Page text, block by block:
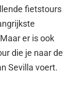
fietstours
er is ook
die je naar de
Sevilla voert.